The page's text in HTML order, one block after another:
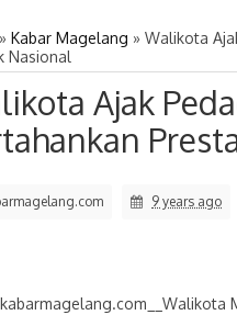
» Kabar Magelang » Walikota
Nasional
Ajak
9 years ago